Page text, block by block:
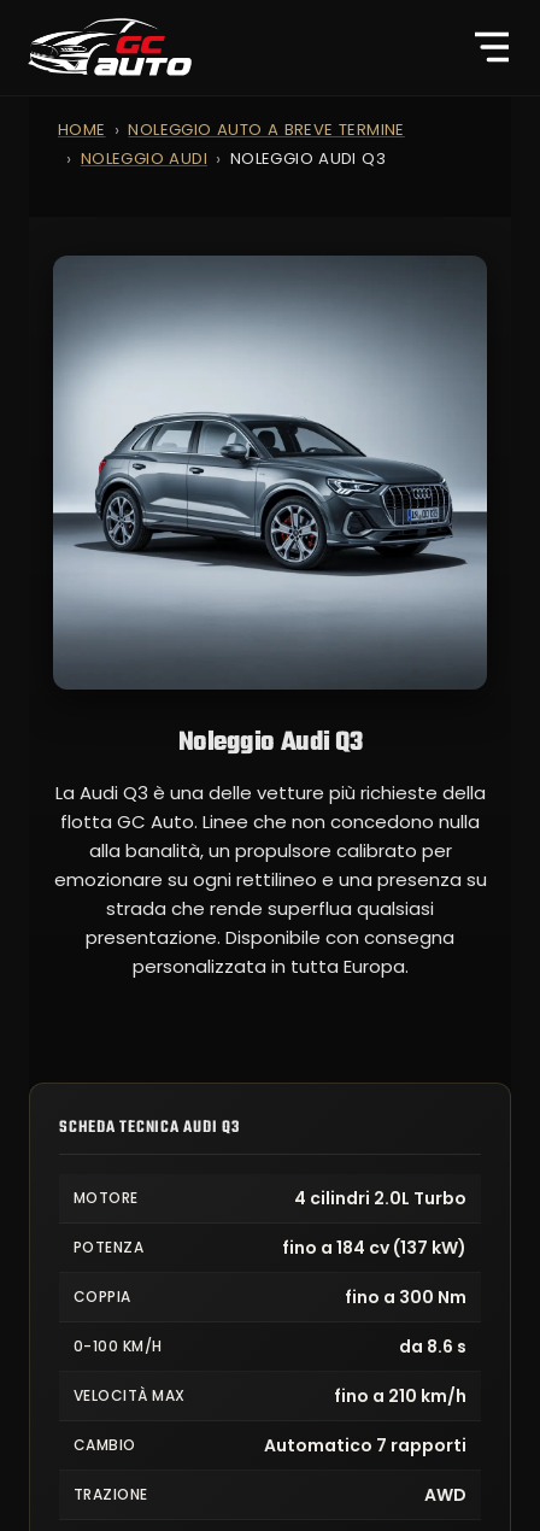
HOME
NOLEGGIO AUTO A BREVE TERMINE
NOLEGGIO AUDI
NOLEGGIO AUDI Q3
Noleggio Audi Q3
La Audi Q3 è una delle vetture più richieste della
flotta GC Auto. Linee che non concedono nulla
alla banalità, un propulsore calibrato per
emozionare su ogni rettilineo e una presenza su
strada che rende superflua qualsiasi
presentazione. Disponibile con consegna
personalizzata in tutta Europa.
SCHEDA TECNICA AUDI Q3
MOTORE 4 cilindri 2.0L Turbo
POTENZA fino a 184 cv (137 kW)
COPPIA fino a 300 Nm
0-100 KM/H da 8.6 s
VELOCITÀ MAX fino a 210 km/h
CAMBIO Automatico 7 rapporti
TRAZIONE AWD